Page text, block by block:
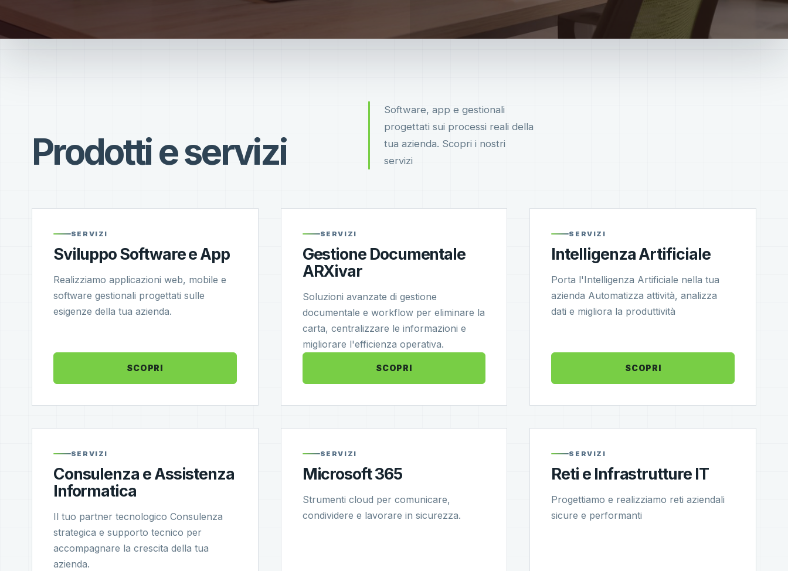
Prodotti e servizi
Software, app e gestionali
progettati sui processi reali della
tua azienda. Scopri i nostri
servizi
SERVIZI
Sviluppo Software e App
Realizziamo applicazioni web, mobile e
software gestionali progettati sulle
esigenze della tua azienda.
SCOPRI
SERVIZI
Gestione Documentale
ARXivar
Soluzioni avanzate di gestione
documentale e workflow per eliminare la
carta, centralizzare le informazioni e
migliorare l'efficienza operativa.
SCOPRI
SERVIZI
Intelligenza Artificiale
Porta l'Intelligenza Artificiale nella tua
azienda Automatizza attività, analizza
dati e migliora la produttività
SCOPRI
SERVIZI
Consulenza e Assistenza
Informatica
Il tuo partner tecnologico Consulenza
strategica e supporto tecnico per
accompagnare la crescita della tua
azienda.
SERVIZI
Microsoft 365
Strumenti cloud per comunicare,
condividere e lavorare in sicurezza.
SERVIZI
Reti e Infrastrutture IT
Progettiamo e realizziamo reti aziendali
sicure e performanti